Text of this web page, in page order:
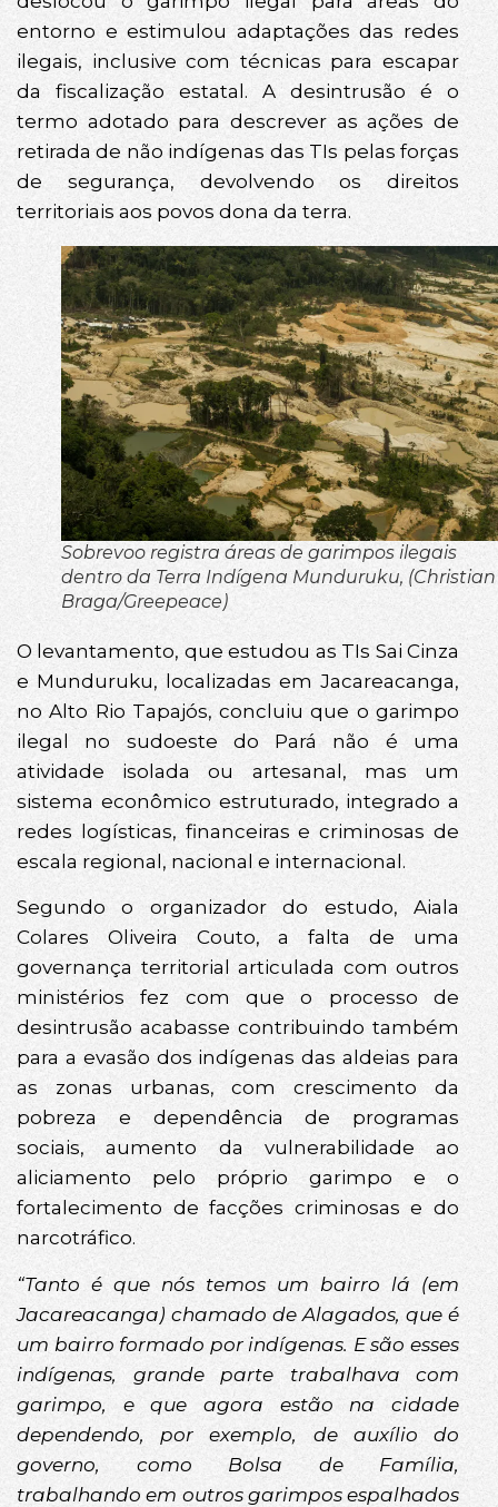
entorno e estimulou adaptações das redes
ilegais, inclusive com técnicas para escapar
da fiscalização estatal. A desintrusão é o
termo adotado para descrever as ações de
retirada de não indígenas das TIs pelas forças
de segurança, devolvendo os direitos
territoriais aos povos dona da terra.
Sobrevoo registra áreas de garimpos ilegais
dentro da Terra Indígena Munduruku, (Christian
Braga/Greepeace)
O levantamento, que estudou as TIs Sai Cinza
e Munduruku, localizadas em Jacareacanga,
no Alto Rio Tapajós, concluiu que o garimpo
ilegal no sudoeste do Pará não é uma
atividade isolada ou artesanal, mas um
sistema econômico estruturado, integrado a
redes logísticas, financeiras e criminosas de
escala regional, nacional e internacional.
Segundo o organizador do estudo, Aiala
Colares Oliveira Couto, a falta de uma
governança territorial articulada com outros
ministérios fez com que o processo de
desintrusão acabasse contribuindo também
para a evasão dos indígenas das aldeias para
as zonas urbanas, com crescimento da
pobreza e dependência de programas
sociais, aumento da vulnerabilidade ao
aliciamento pelo próprio garimpo e o
fortalecimento de facções criminosas e do
narcotráfico.
“Tanto é que nós temos um bairro lá (em
Jacareacanga) chamado de Alagados, que é
um bairro formado por indígenas. E são esses
indígenas, grande parte trabalhava com
garimpo, e que agora estão na cidade
dependendo, por exemplo, de auxílio do
governo, como Bolsa de Família,
trabalhando em outros garimpos espalhados